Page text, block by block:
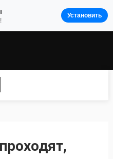
Установить